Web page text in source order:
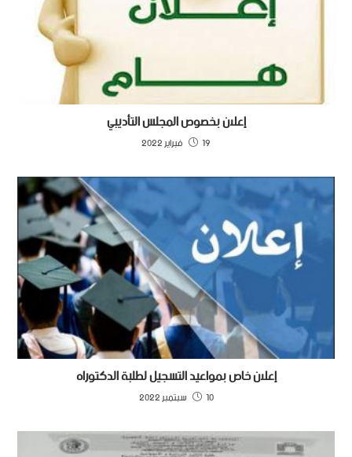
إعلان بخصوص المجلس التأديبي
19 فبراير 2022
إعلان خاص بمواعيد التسجيل لطلبة الدكتوراه
10 سبتمبر 2022